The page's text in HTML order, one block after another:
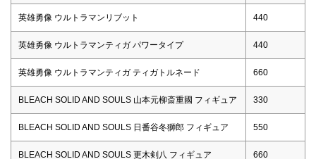
英雄勇像 ウルトラマンリブット 440
英雄勇像 ウルトラマンティガ パワータイプ 440
英雄勇像 ウルトラマンティガ ティガトルネード 660
BLEACH SOLID AND SOULS 山本元柳斎重國 フィギュア 330
BLEACH SOLID AND SOULS 日番谷冬獅郎 フィギュア 550
BLEACH SOLID AND SOULS 更木剣八 フィギュア 660